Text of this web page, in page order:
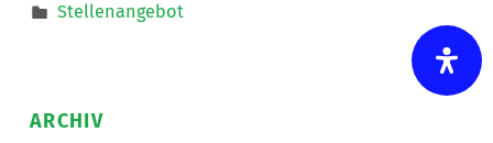
Stellenangebot
ARCHIV